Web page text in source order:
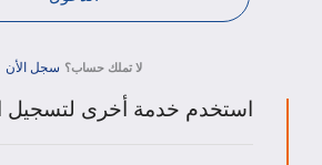
لا تملك حساب؟ سجل الأن
استخدم خدمة أخرى لتسجيل